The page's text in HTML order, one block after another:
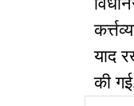
याद
की